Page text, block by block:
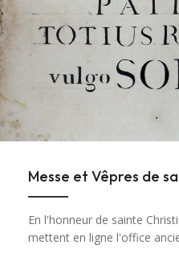
Messe et Vêpres de
En l'honneur de sainte
mettent en ligne l'office